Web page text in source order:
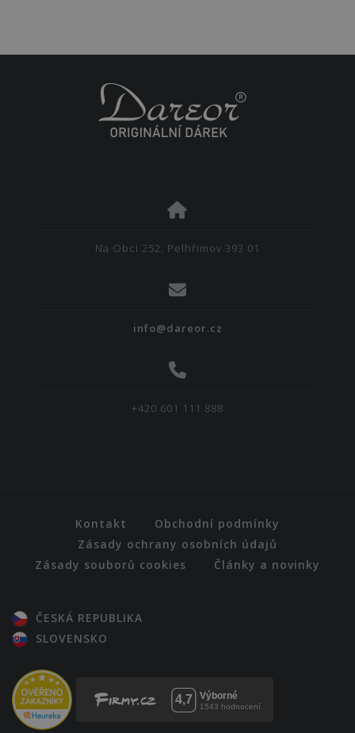
Na Obci 252, Pelhřimov 393 01
info@dareor.cz
+420 601 111 888
Kontakt
Obchodní podmínky
Zásady ochrany osobních údajů
Zásady souborů cookies
Články a novinky
ČESKÁ REPUBLIKA
SLOVENSKO